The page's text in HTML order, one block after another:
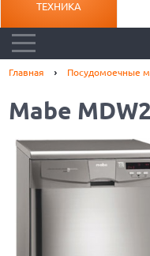
ТЕХНИКА
Главная Посудомоечные
Mabe